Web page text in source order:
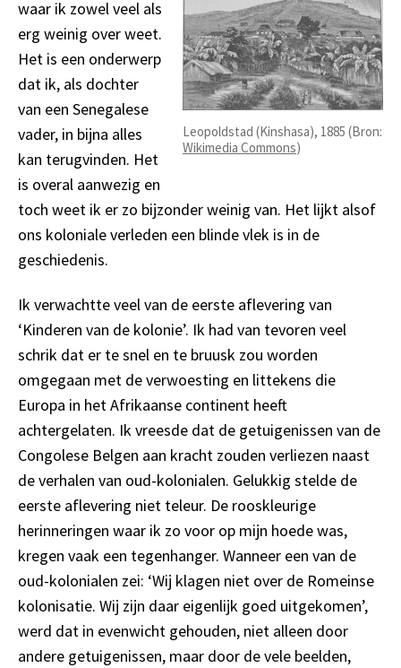
Leopoldstad (Kinshasa), 1885 (Bron:
Wikimedia Commons)
waar ik zowel veel als
erg weinig over weet.
Het is een onderwerp
dat ik, als dochter
van een Senegalese
vader, in bijna alles
kan terugvinden. Het
is overal aanwezig en
toch weet ik er zo bijzonder weinig van. Het lijkt alsof
ons koloniale verleden een blinde vlek is in de
geschiedenis.
Ik verwachtte veel van de eerste aflevering van
‘Kinderen van de kolonie’. Ik had van tevoren veel
schrik dat er te snel en te bruusk zou worden
omgegaan met de verwoesting en littekens die
Europa in het Afrikaanse continent heeft
achtergelaten. Ik vreesde dat de getuigenissen van de
Congolese Belgen aan kracht zouden verliezen naast
de verhalen van oud-kolonialen. Gelukkig stelde de
eerste aflevering niet teleur. De rooskleurige
herinneringen waar ik zo voor op mijn hoede was,
kregen vaak een tegenhanger. Wanneer een van de
oud-kolonialen zei: ‘Wij klagen niet over de Romeinse
kolonisatie. Wij zijn daar eigenlijk goed uitgekomen’,
werd dat in evenwicht gehouden, niet alleen door
andere getuigenissen, maar door de vele beelden,